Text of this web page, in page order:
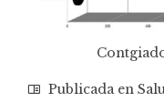
Publicada en